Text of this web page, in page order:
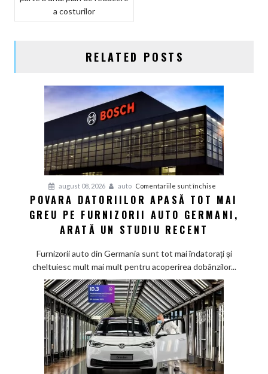
a costurilor
RELATED POSTS
august 08, 2026 auto Comentariile sunt închise
Povara
datoriilor
mai
greu
furnizorii
auto
germani,
arată
un
studiu
recent
POVARA DATORIILOR APASĂ TOT MAI
GREU PE FURNIZORII AUTO GERMANI,
ARATĂ UN STUDIU RECENT
Furnizorii auto din Germania sunt tot mai îndatorați și
cheltuiesc mult mai mult pentru acoperirea dobânzilor...